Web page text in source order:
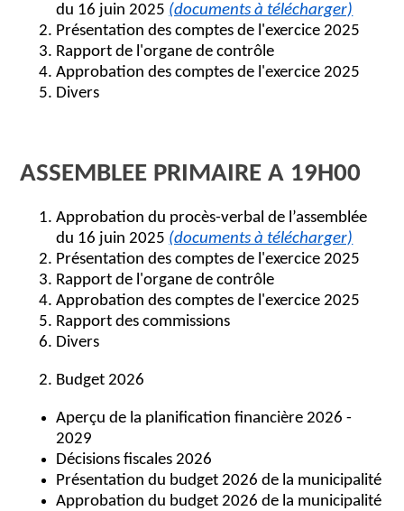
du 16 juin 2025 (documents à télécharger)
Présentation des comptes de l'exercice 2025
Rapport de l'organe de contrôle
Approbation des comptes de l'exercice 2025
Divers
ASSEMBLEE PRIMAIRE A 19H00
Approbation du procès-verbal de l’assemblée
du 16 juin 2025 (documents à télécharger)
Présentation des comptes de l'exercice 2025
Rapport de l'organe de contrôle
Approbation des comptes de l'exercice 2025
Rapport des commissions
Divers
Budget 2026
Aperçu de la planification financière 2026 -
2029
Décisions fiscales 2026
Présentation du budget 2026 de la municipalité
Approbation du budget 2026 de la municipalité